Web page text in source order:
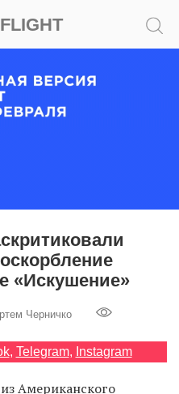
«Искушение»
Черничко
, Telegram, Instagram
Американского